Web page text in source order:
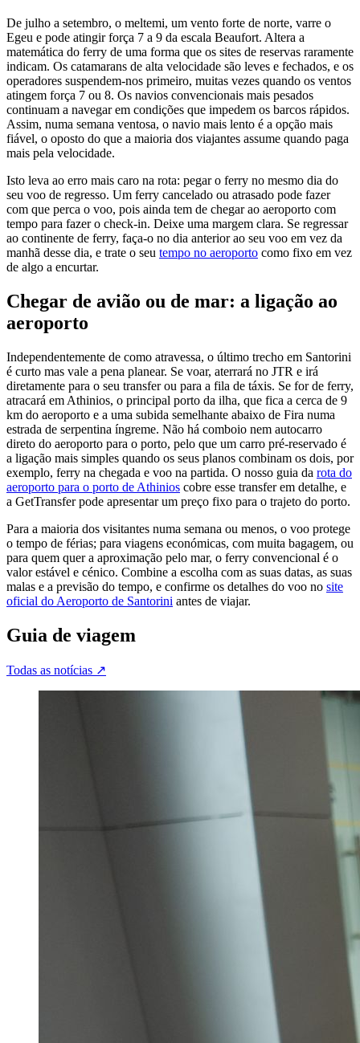
De julho a setembro, o meltemi, um vento forte de norte, varre o
Egeu e pode atingir força 7 a 9 da escala Beaufort. Altera a
matemática do ferry de uma forma que os sites de reservas raramente
indicam. Os catamarans de alta velocidade são leves e fechados, e os
operadores suspendem-nos primeiro, muitas vezes quando os ventos
atingem força 7 ou 8. Os navios convencionais mais pesados
continuam a navegar em condições que impedem os barcos rápidos.
Assim, numa semana ventosa, o navio mais lento é a opção mais
fiável, o oposto do que a maioria dos viajantes assume quando paga
mais pela velocidade.
Isto leva ao erro mais caro na rota: pegar o ferry no mesmo dia do
seu voo de regresso. Um ferry cancelado ou atrasado pode fazer
com que perca o voo, pois ainda tem de chegar ao aeroporto com
tempo para fazer o check-in. Deixe uma margem clara. Se regressar
ao continente de ferry, faça-o no dia anterior ao seu voo em vez da
manhã desse dia, e trate o seu tempo no aeroporto como fixo em vez
de algo a encurtar.
Chegar de avião ou de mar: a ligação ao
aeroporto
Independentemente de como atravessa, o último trecho em Santorini
é curto mas vale a pena planear. Se voar, aterrará no JTR e irá
diretamente para o seu transfer ou para a fila de táxis. Se for de ferry,
atracará em Athinios, o principal porto da ilha, que fica a cerca de 9
km do aeroporto e a uma subida semelhante abaixo de Fira numa
estrada de serpentina íngreme. Não há comboio nem autocarro
direto do aeroporto para o porto, pelo que um carro pré-reservado é
a ligação mais simples quando os seus planos combinam os dois, por
exemplo, ferry na chegada e voo na partida. O nosso guia da rota do
aeroporto para o porto de Athinios cobre esse transfer em detalhe, e
a GetTransfer pode apresentar um preço fixo para o trajeto do porto.
Para a maioria dos visitantes numa semana ou menos, o voo protege
o tempo de férias; para viagens económicas, com muita bagagem, ou
para quem quer a aproximação pelo mar, o ferry convencional é o
valor estável e cénico. Combine a escolha com as suas datas, as suas
malas e a previsão do tempo, e confirme os detalhes do voo no site
oficial do Aeroporto de Santorini antes de viajar.
Guia de viagem
Todas as notícias ↗